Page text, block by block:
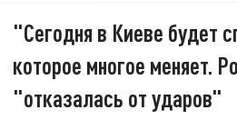
"Сегодня в Киеве будет
которое многое меняет.
"отказалась от ударов"